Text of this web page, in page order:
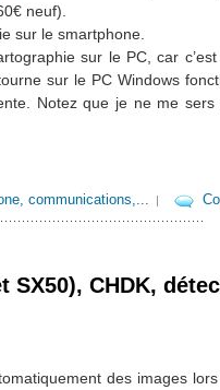
neuf).
sur le smartphone.
sur le PC, car
sur le PC Windows
Notez que je ne me
communications,...
SX50), CHDK,
des images